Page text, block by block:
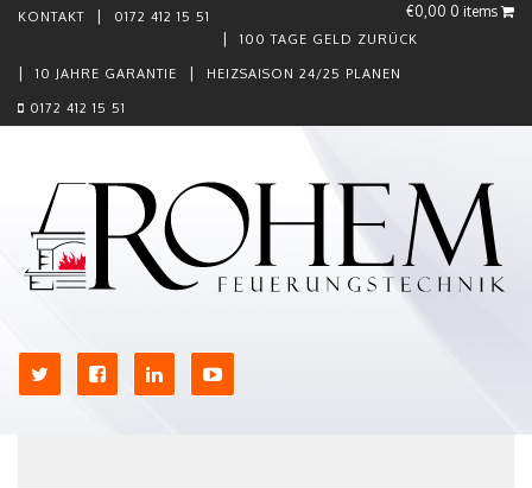
€0,00 0 items
KONTAKT
0172 412 15 51
100 TAGE GELD ZURÜCK
10 JAHRE GARANTIE HEIZSAISON 24/25 PLANEN
0172 412 15 51